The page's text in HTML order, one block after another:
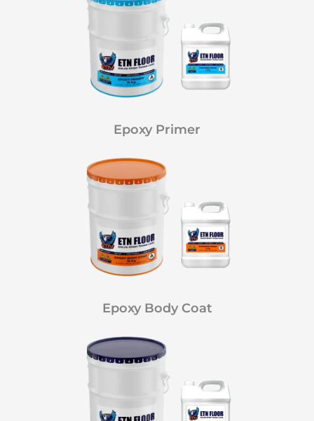
Epoxy Primer
Epoxy Body Coat